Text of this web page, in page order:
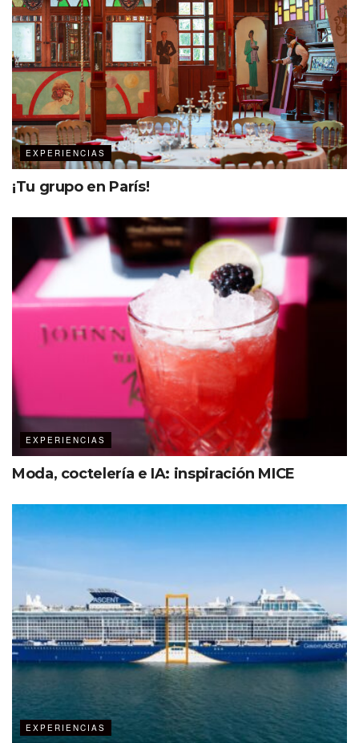
EXPERIENCIAS
¡Tu grupo en París!
EXPERIENCIAS
Moda, coctelería e IA: inspiración MICE
EXPERIENCIAS